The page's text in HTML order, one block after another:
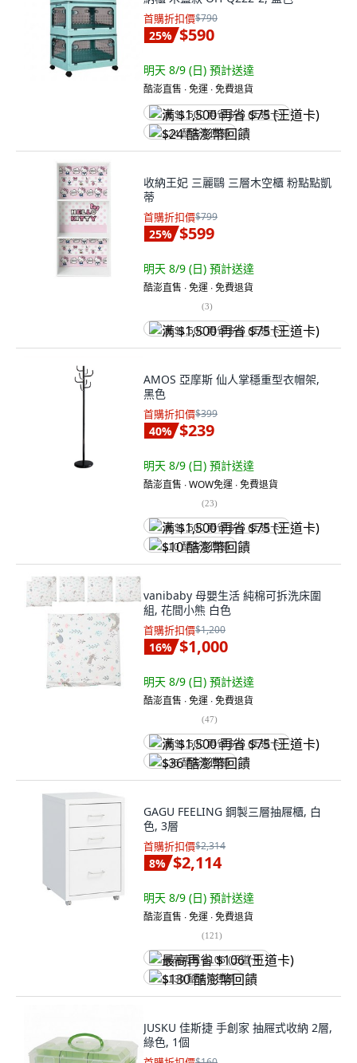
首購折扣價$790
25% $590
明天 8/9 (日) 預計送達
酷澎直售 ∙ 免運 ∙ 免費退貨
满 $1,500 再省 $75 (王道卡)
$24 酷澎幣回饋
收納王妃 三麗鷗 三層木空櫃 粉點點凱
蒂
首購折扣價$799
25% $599
明天 8/9 (日) 預計送達
酷澎直售 ∙ 免運 ∙ 免費退貨
(3)
满 $1,500 再省 $75 (王道卡)
AMOS 亞摩斯 仙人掌穩重型衣帽架,
黑色
首購折扣價$399
40% $239
明天 8/9 (日) 預計送達
酷澎直售 ∙ WOW免運 ∙ 免費退貨
(23)
满 $1,500 再省 $75 (王道卡)
$10 酷澎幣回饋
vanibaby 母嬰生活 純棉可拆洗床圍
組, 花間小熊 白色
首購折扣價$1,200
16% $1,000
明天 8/9 (日) 預計送達
酷澎直售 ∙ 免運 ∙ 免費退貨
(47)
满 $1,500 再省 $75 (王道卡)
$36 酷澎幣回饋
GAGU FEELING 鋼製三層抽屜櫃, 白
色, 3層
首購折扣價$2,314
8% $2,114
明天 8/9 (日) 預計送達
酷澎直售 ∙ 免運 ∙ 免費退貨
(121)
最高再省 $106 (王道卡)
$130 酷澎幣回饋
JUSKU 佳斯捷 手創家 抽屜式收納 2層,
綠色, 1個